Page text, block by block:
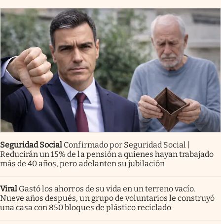
Seguridad Social Confirmado por Seguridad Social |
Reducirán un 15% de la pensión a quienes hayan trabajado
más de 40 años, pero adelanten su jubilación
Viral Gastó los ahorros de su vida en un terreno vacío.
Nueve años después, un grupo de voluntarios le construyó
una casa con 850 bloques de plástico reciclado